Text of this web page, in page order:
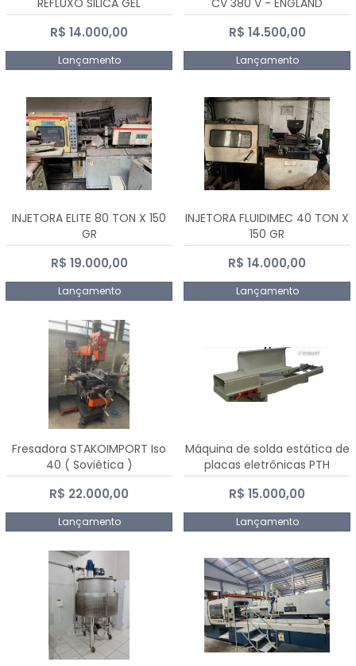
R$ 14.000,00
Lançamento
R$ 14.500,00
Lançamento
INJETORA ELITE 80 TON X 150
GR
R$ 19.000,00
Lançamento
INJETORA FLUIDIMEC 40 TON X
150 GR
R$ 14.000,00
Lançamento
Fresadora STAKOIMPORT Iso
40 ( Soviética )
R$ 22.000,00
Lançamento
Máquina de solda estática de
placas eletrônicas PTH
DIALSAT
R$ 15.000,00
Lançamento